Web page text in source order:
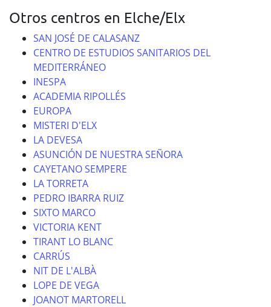
Otros centros en Elche/Elx
SAN JOSÉ DE CALASANZ
CENTRO DE ESTUDIOS SANITARIOS DEL
MEDITERRÁNEO
INESPA
ACADEMIA RIPOLLÉS
EUROPA
MISTERI D'ELX
LA DEVESA
ASUNCIÓN DE NUESTRA SEÑORA
CAYETANO SEMPERE
LA TORRETA
PEDRO IBARRA RUIZ
SIXTO MARCO
VICTORIA KENT
TIRANT LO BLANC
CARRÚS
NIT DE L'ALBÀ
LOPE DE VEGA
JOANOT MARTORELL